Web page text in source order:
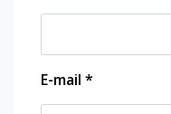
E-mail *